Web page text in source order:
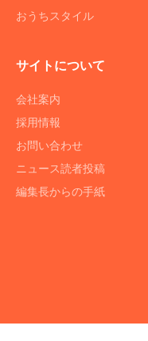
おうちスタイル
サイトについて
会社案内
採用情報
お問い合わせ
ニュース読者投稿
編集長からの手紙